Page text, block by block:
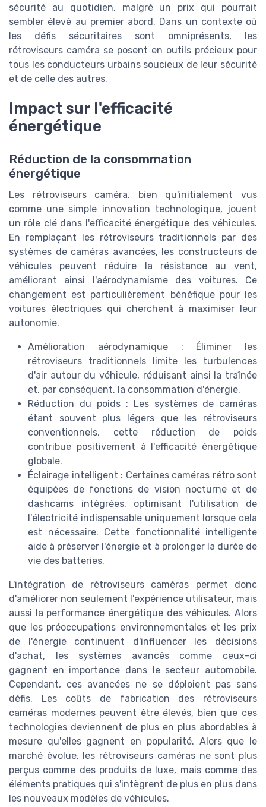
sécurité au quotidien, malgré un prix qui pourrait
sembler élevé au premier abord. Dans un contexte où
les défis sécuritaires sont omniprésents, les
rétroviseurs caméra se posent en outils précieux pour
tous les conducteurs urbains soucieux de leur sécurité
et de celle des autres.
Impact sur l'efficacité
énergétique
Réduction de la consommation
énergétique
Les rétroviseurs caméra, bien qu'initialement vus
comme une simple innovation technologique, jouent
un rôle clé dans l'efficacité énergétique des véhicules.
En remplaçant les rétroviseurs traditionnels par des
systèmes de caméras avancées, les constructeurs de
véhicules peuvent réduire la résistance au vent,
améliorant ainsi l'aérodynamisme des voitures. Ce
changement est particulièrement bénéfique pour les
voitures électriques qui cherchent à maximiser leur
autonomie.
Amélioration aérodynamique : Éliminer les
rétroviseurs traditionnels limite les turbulences
d'air autour du véhicule, réduisant ainsi la traînée
et, par conséquent, la consommation d'énergie.
Réduction du poids : Les systèmes de caméras
étant souvent plus légers que les rétroviseurs
conventionnels, cette réduction de poids
contribue positivement à l'efficacité énergétique
globale.
Éclairage intelligent : Certaines caméras rétro sont
équipées de fonctions de vision nocturne et de
dashcams intégrées, optimisant l'utilisation de
l'électricité indispensable uniquement lorsque cela
est nécessaire. Cette fonctionnalité intelligente
aide à préserver l'énergie et à prolonger la durée de
vie des batteries.
L'intégration de rétroviseurs caméras permet donc
d'améliorer non seulement l'expérience utilisateur, mais
aussi la performance énergétique des véhicules. Alors
que les préoccupations environnementales et les prix
de l'énergie continuent d'influencer les décisions
d'achat, les systèmes avancés comme ceux-ci
gagnent en importance dans le secteur automobile.
Cependant, ces avancées ne se déploient pas sans
défis. Les coûts de fabrication des rétroviseurs
caméras modernes peuvent être élevés, bien que ces
technologies deviennent de plus en plus abordables à
mesure qu'elles gagnent en popularité. Alors que le
marché évolue, les rétroviseurs caméras ne sont plus
perçus comme des produits de luxe, mais comme des
éléments pratiques qui s'intègrent de plus en plus dans
les nouveaux modèles de véhicules.